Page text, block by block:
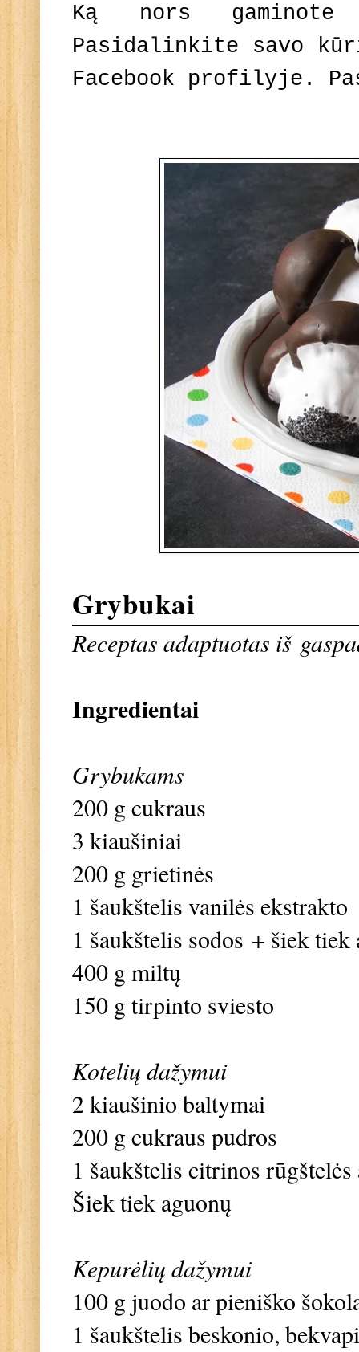
Ką nors
Pasidalinkite savo
Facebook profilyje.
Grybukai
Receptas adaptuotas iš
Ingredientai
Grybukams
200 g cukraus
3 kiaušiniai
200 g grietinės
1 šaukštelis vanilės ekstrakto
1 šaukštelis sodos + šiek
400 g miltų
150 g tirpinto sviesto
Kotelių dažymui
2 kiaušinio baltymai
200 g cukraus pudros
1 šaukštelis citrinos
Šiek tiek aguonų
Kepurėlių dažymui
100 g juodo ar pieniško
1 šaukštelis beskonio,